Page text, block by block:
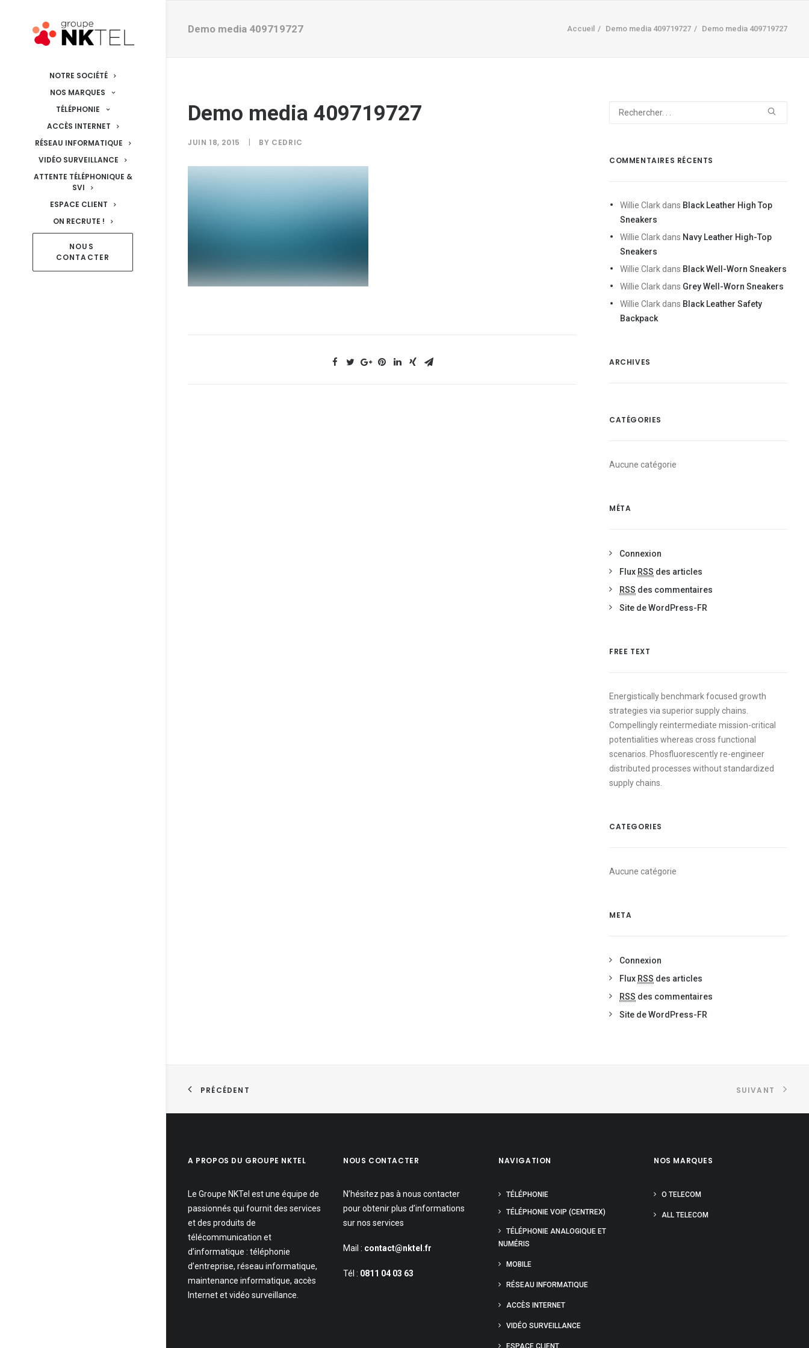
NOTRE SOCIÉTÉ
NOS MARQUES
TÉLÉPHONIE
ACCÈS INTERNET
RÉSEAU INFORMATIQUE
VIDÉO SURVEILLANCE
ATTENTE TÉLÉPHONIQUE &
SVI
ESPACE CLIENT
ON RECRUTE !
NOUS
CONTACTER
Demo media 409719727 Accueil Demo media 409719727 Demo media 409719727
Demo media 409719727
JUIN 18, 2015 | BY CEDRIC
COMMENTAIRES RÉCENTS
Willie Clark dans Black Leather High Top
Sneakers
Willie Clark dans Navy Leather High-Top
Sneakers
Willie Clark dans Black Well-Worn Sneakers
Willie Clark dans Grey Well-Worn Sneakers
Willie Clark dans Black Leather Safety
Backpack
ARCHIVES
CATÉGORIES
Aucune catégorie
MÉTA
Connexion
Flux RSS des articles
RSS des commentaires
Site de WordPress-FR
FREE TEXT
Energistically benchmark focused growth
strategies via superior supply chains.
Compellingly reintermediate mission-critical
potentialities whereas cross functional
scenarios. Phosfluorescently re-engineer
distributed processes without standardized
supply chains.
CATEGORIES
Aucune catégorie
META
Connexion
Flux RSS des articles
RSS des commentaires
Site de WordPress-FR
PRÉCÉDENT SUIVANT
A PROPOS DU GROUPE NKTEL
Le Groupe NKTel est une équipe de
passionnés qui fournit des services
et des produits de
télécommunication et
d’informatique : téléphonie
d’entreprise, réseau informatique,
maintenance informatique, accès
Internet et vidéo surveillance.
NOUS CONTACTER
N’hésitez pas à nous contacter
pour obtenir plus d’informations
sur nos services
Mail : contact@nktel.fr
Tél : 0811 04 03 63
NAVIGATION
TÉLÉPHONIE
TÉLÉPHONIE VOIP (CENTREX)
TÉLÉPHONIE ANALOGIQUE ET
NUMÉRIS
MOBILE
RÉSEAU INFORMATIQUE
ACCÈS INTERNET
VIDÉO SURVEILLANCE
ESPACE CLIENT
NOS MARQUES
O TELECOM
ALL TELECOM